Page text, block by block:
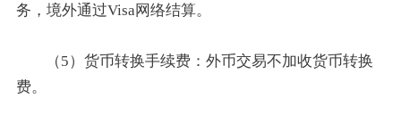
务，境外通过Visa网络结算。
（5）货币转换手续费：外币交易不加收货币转换
费。